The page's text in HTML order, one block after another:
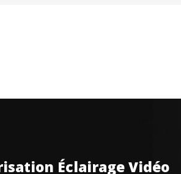
Éclairage Vidéo